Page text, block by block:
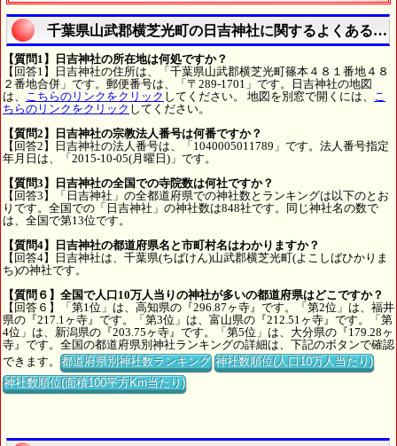
千葉県山武郡横芝光町の日吉神社に関するよくある質
【質問1】日吉神社の所在地は何処ですか？
【回答1】日吉神社の住所は、「千葉県山武郡横芝光町篠本４８１番地４８
２番地合併」です。郵便番号は、「〒289-1701」です。日吉神社の地図
は、 こちらのリンクをクリック してください。 地図を別窓で開くには、 こ
ちらのリンクをクリック してください。
【質問2】日吉神社の宗教法人番号は何番ですか？
【回答2】日吉神社の法人番号は、「1040005011789」です。法人番号指定
年月日は、「2015-10-05(月曜日)」です。
【質問3】日吉神社の全国での寺院数は何社ですか？
【回答3】「日吉神社」の全都道府県での神社数とランキングは以下のとお
りです。全国での「日吉神社」の神社数は848社です。同じ神社名の数で
は、全国で第13位です。
【質問4】日吉神社の都道府県名と市町村名はわかりますか？
【回答4】日吉神社は、千葉県(ちばけん)山武郡横芝光町(よこしばひかりま
ち)の神社です。
【質問６】全国で人口10万人当りの神社が多いの都道府県はどこですか？
【回答６】「第1位」は、高知県の『296.87ヶ寺』です。「第2位」は、福井
県の『217.1ヶ寺』です。「第3位」は、富山県の『212.51ヶ寺』です。「第
4位」は、新潟県の『203.75ヶ寺』です。「第5位」は、大分県の『179.28ヶ
寺』です。全国の都道府県別神社ランキングの詳細は、下記のボタンで確認
できます。都道府県別神社数ランキング 神社数順位(人口10万人当たり)
神社数順位(面積100平方Km当たり)